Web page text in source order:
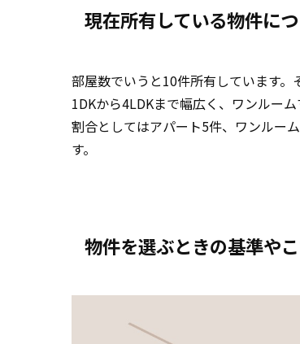
現在所有している物件につ
部屋数でいうと10件所有しています。
1DKから4LDKまで幅広く、ワンルー
割合としてはアパート5件、ワンルー
す。
物件を選ぶときの基準や